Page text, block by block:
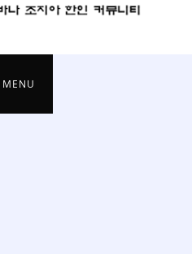
MENU